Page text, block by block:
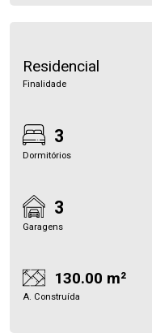
Residencial
Finalidade
3
Dormitórios
3
Garagens
130.00 m²
A. Construída